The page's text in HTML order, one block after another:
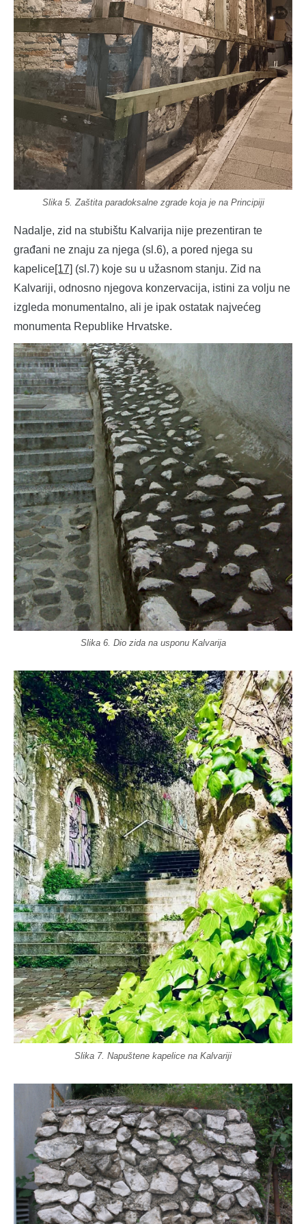
Slika 5. Zaštita paradoksalne zgrade koja je na Principiji
Nadalje, zid na stubištu Kalvarija nije prezentiran te
građani ne znaju za njega (sl.6), a pored njega su
kapelice[17] (sl.7) koje su u užasnom stanju. Zid na
Kalvariji, odnosno njegova konzervacija, istini za volju ne
izgleda monumentalno, ali je ipak ostatak najvećeg
monumenta Republike Hrvatske.
Slika 6. Dio zida na usponu Kalvarija
Slika 7. Napuštene kapelice na Kalvariji